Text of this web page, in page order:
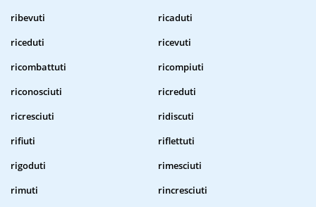
ribevuti
ricaduti
riceduti
ricevuti
ricombattuti
ricompiuti
riconosciuti
ricreduti
ricresciuti
ridiscuti
rifiuti
riflettuti
rigoduti
rimesciuti
rimuti
rincresciuti